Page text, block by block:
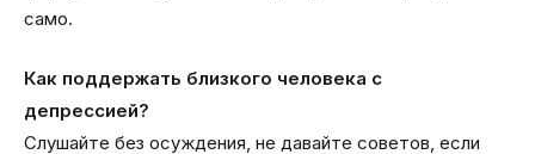
само.
Как поддержать близкого человека с
депрессией?
Слушайте без осуждения, не давайте советов, если